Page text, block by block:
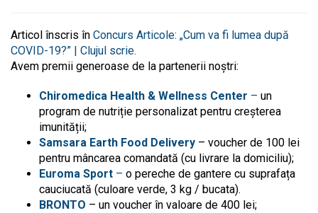
Articol înscris în Concurs Articole: „Cum va fi lumea după
COVID-19?” | Clujul scrie.
Avem premii generoase de la partenerii noștri:
Chiromedica Health & Wellness Center – un
program de nutriție personalizat pentru creșterea
imunității;
Samsara Earth Food Delivery – voucher de 100 lei
pentru mâncarea comandată (cu livrare la domiciliu);
Euroma Sport – o pereche de gantere cu suprafața
cauciucată (culoare verde, 3 kg / bucata).
BRONTO – un voucher în valoare de 400 lei;